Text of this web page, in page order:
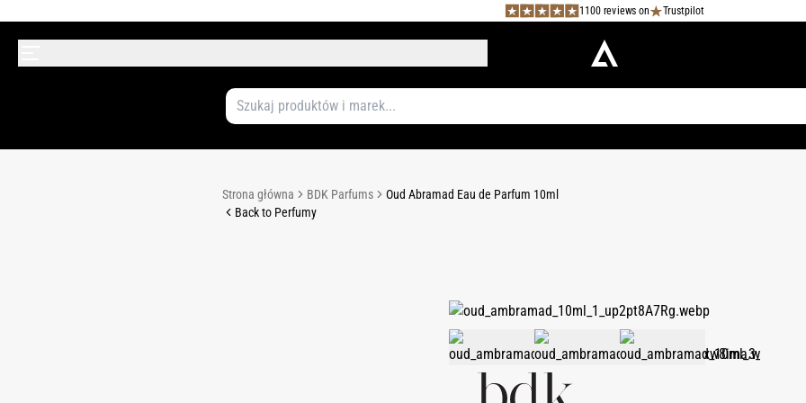
1100 reviews on Trustpilot
Strona główna BDK Parfums
Oud Abramad Eau de Parfum 10ml
Back to Perfumy